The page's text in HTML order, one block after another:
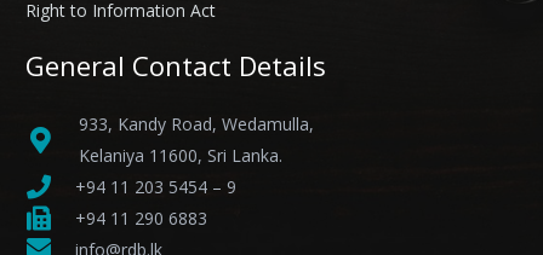
Right to Information Act
General Contact Details
933, Kandy Road, Wedamulla,
Kelaniya 11600, Sri Lanka.
+94 11 203 5454 – 9
+94 11 290 6883
info@rdb.lk